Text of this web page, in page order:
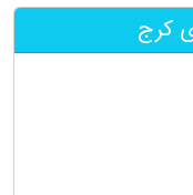
کرج